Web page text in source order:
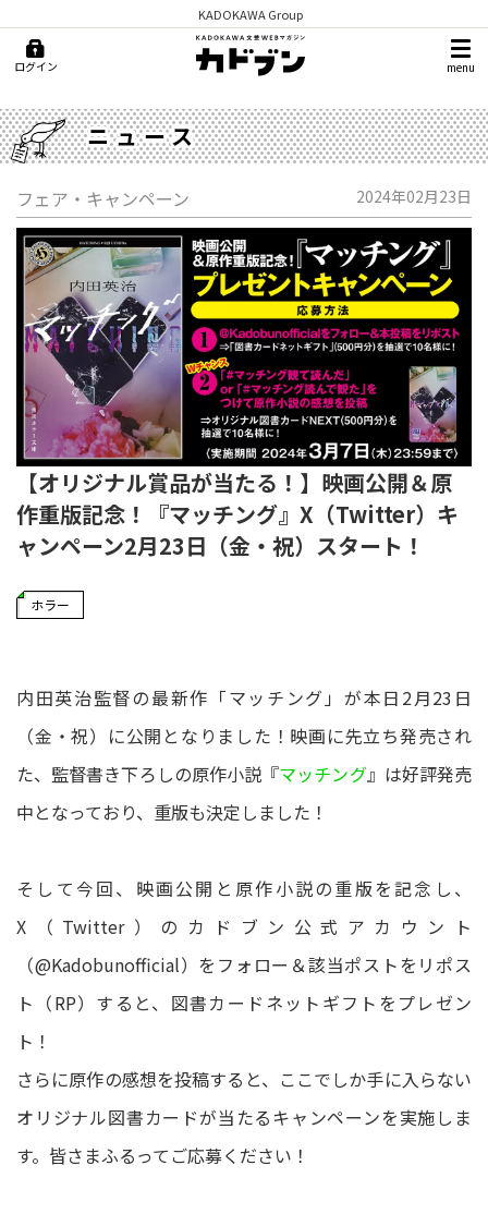
KADOKAWA Group
ログイン menu
ニュース
フェア・キャンペーン 2024年02月23日
【オリジナル賞品が当たる！】映画公開＆原
作重版記念！『マッチング』X（Twitter）キ
ャンペーン2月23日（金・祝）スタート！
ホラー
内田英治監督の最新作「マッチング」が本日2月23日
（金・祝）に公開となりました！映画に先立ち発売され
た、監督書き下ろしの原作小説『マッチング』は好評発売
中となっており、重版も決定しました！
そして今回、映画公開と原作小説の重版を記念し、
X（Twitter）のカドブン公式アカウント
（@Kadobunofficial）をフォロー＆該当ポストをリポス
ト（RP）すると、図書カードネットギフトをプレゼン
ト！
さらに原作の感想を投稿すると、ここでしか手に入らない
オリジナル図書カードが当たるキャンペーンを実施しま
す。皆さまふるってご応募ください！